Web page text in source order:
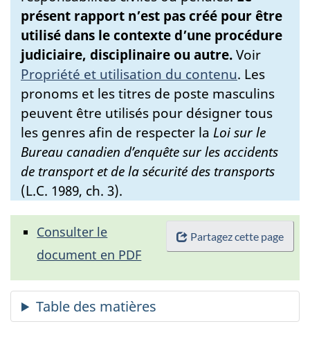
présent rapport n’est pas créé pour être
utilisé dans le contexte d’une procédure
judiciaire, disciplinaire ou autre.Voir
Propriété et utilisation du contenu. Les
pronoms et les titres de poste masculins
peuvent être utilisés pour désigner tous
les genres afin de respecter la Loi sur le
Bureau canadien d’enquête sur les accidents
de transport et de la sécurité des transports
(L.C. 1989, ch. 3).
Partagez cette page
Consulter le
document en PDF